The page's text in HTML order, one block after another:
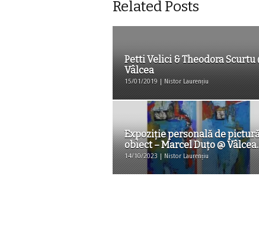
Related Posts
Petti Velici & Theodora Scurtu
Vâlcea
15/01/2019 | Nistor Laurențiu
Expoziție personală de
obiect – Marcel Duţo @
14/10/2023 | Nistor Laurențiu